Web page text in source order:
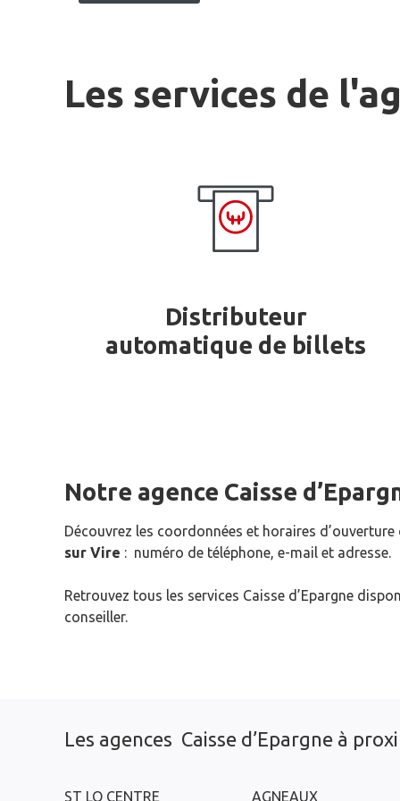
Les services de
Distributeur
automatique de billets
Notre agence Caisse
Découvrez les coordonnées et horaires d’ouverture
sur Vire : numéro de téléphone, e-mail et adresse.
Retrouvez tous les services Caisse d’Epargne
conseiller.
Les agences Caisse d’Epargne à
ST LO CENTRE AGNEAUX